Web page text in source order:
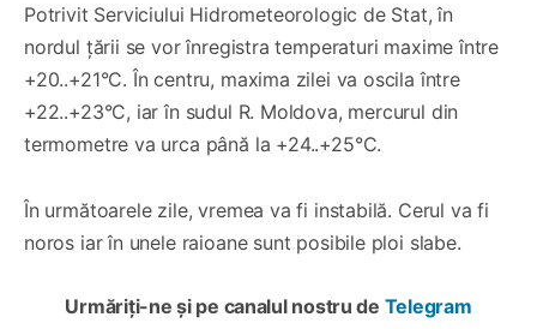
Potrivit Serviciului Hidrometeorologic de Stat, în
nordul țării se vor înregistra temperaturi maxime între
+20..+21°C. În centru, maxima zilei va oscila între
+22..+23°C, iar în sudul R. Moldova, mercurul din
termometre va urca până la +24..+25°C.
În următoarele zile, vremea va fi instabilă. Cerul va fi
noros iar în unele raioane sunt posibile ploi slabe.
Urmăriți-ne și pe canalul nostru de Telegram